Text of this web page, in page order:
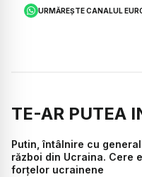
URMĂREȘTE CANALUL
TE-AR PUTEA
Putin, întâlnire cu
război din Ucraina. Cere
forțelor ucrainene